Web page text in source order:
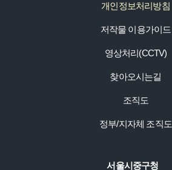
개인정보처리방침
저작물 이용가이드
영상처리(CCTV)
찾아오시는길
조직도
정부/지자체 조직도
서울시중구청